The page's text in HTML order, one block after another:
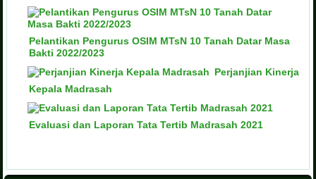
Pelantikan Pengurus OSIM MTsN 10 Tanah Datar Masa
Bakti 2022/2023
Perjanjian Kinerja
Kepala Madrasah
Evaluasi dan Laporan Tata Tertib Madrasah 2021